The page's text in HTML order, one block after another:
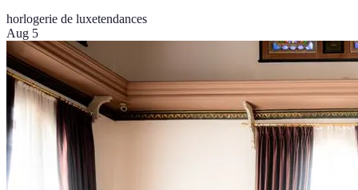
horlogerie de luxetendances
Aug 5